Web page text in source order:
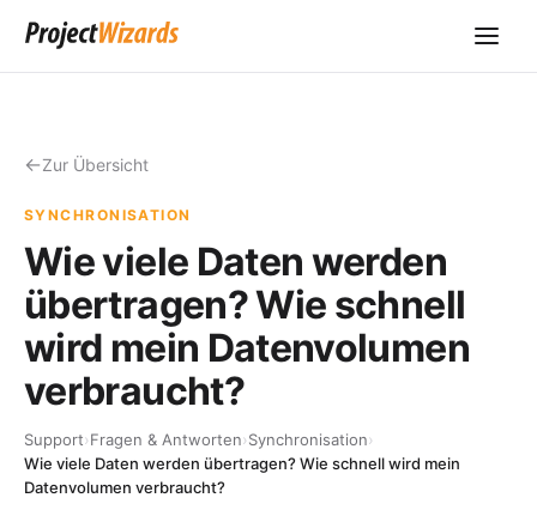
Zur Übersicht
SYNCHRONISATION
Wie viele Daten werden
übertragen? Wie schnell
wird mein Datenvolumen
verbraucht?
Support›Fragen & Antworten›Synchronisation›
Wie viele Daten werden übertragen? Wie schnell wird mein
Datenvolumen verbraucht?